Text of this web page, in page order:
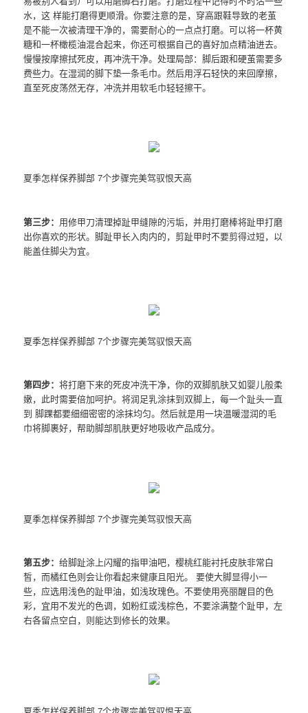
水，这 样能打磨得更顺滑。你要注意的是，穿高跟鞋导致的老茧
是不能一次被清理干净的，需要耐心的一点点打磨。可以将一杯黄
糖和一杯橄榄油混合起来，你还可根据自己的喜好加点精油进去。
慢慢按摩擦拭死皮，再冲洗干净。处理局部：脚后跟和硬茧需要多
费些力。在湿润的脚下垫一条毛巾。然后用浮石轻快的来回摩擦，
直至死皮荡然无存，冲洗并用软毛巾轻轻擦干。
夏季怎样保养脚部 7个步骤完美驾驭恨天高
第三步： 用修甲刀清理掉趾甲缝隙的污垢，并用打磨棒将趾甲打磨
出你喜欢的形状。脚趾甲长入肉内的，剪趾甲时不要剪得过短，以
能盖住脚尖为宜。
夏季怎样保养脚部 7个步骤完美驾驭恨天高
第四步：将打磨下来的死皮冲洗干净，你的双脚肌肤又如婴儿般柔
嫩，此时需要倍加呵护。将润足乳涂抹到双脚上，每一个趾头一直
到 脚踝都要细细密密的涂抹均匀。然后就是用一块温暖湿润的毛
巾将脚裹好，帮助脚部肌肤更好地吸收产品成分。
夏季怎样保养脚部 7个步骤完美驾驭恨天高
第五步：给脚趾涂上闪耀的指甲油吧，樱桃红能衬托皮肤非常白
皙，而橘红色则会让你看起来健康且阳光。 要使大脚显得小一
些，应选用浅色的趾甲油，如浅玫瑰色。不要使用亮丽醒目的色
彩，宜用不发光的色调，如粉红或浅棕色，不要涂满整个趾甲，左
右各留点空白，则能达到修长的效果。
夏季怎样保养脚部 7个步骤完美驾驭恨天高